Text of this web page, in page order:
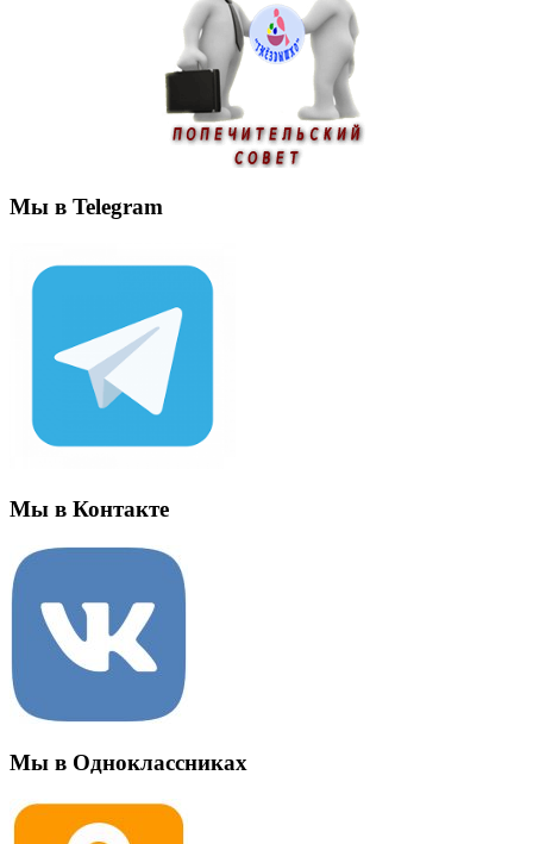
Мы в Telegram
Мы в Контакте
Мы в Одноклассниках